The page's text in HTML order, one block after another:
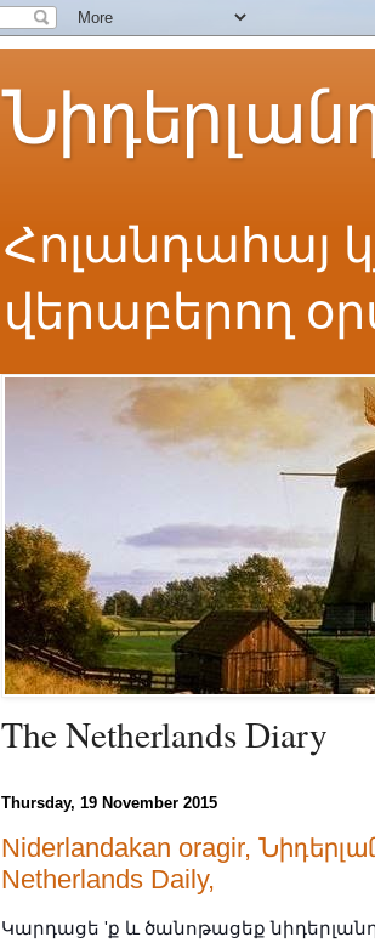
Հոլանդահայ
վերաբերող
The Netherlands Diary
Thursday, 19 November 2015
Niderlandakan oragir,
Netherlands Daily,
Կարդացե 'ք և ծանոթացեք